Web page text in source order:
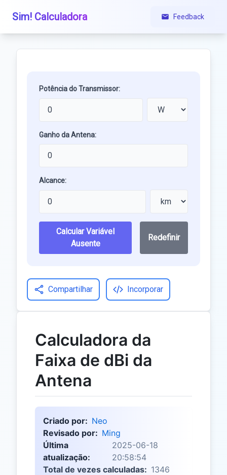
Sim! Calculadora Feedback
Potência do Transmissor:
Ganho da Antena:
Alcance:
Calcular Variável
Ausente
Redefinir
Compartilhar Incorporar
Calculadora da
Faixa de dBi da
Antena
Criado por: Neo
Revisado por: Ming
Última
atualização:
2025-06-18
20:58:54
Total de vezes calculadas: 1346